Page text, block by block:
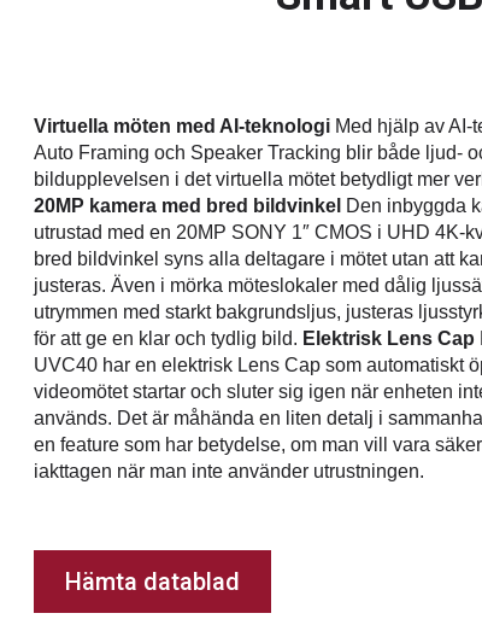
Virtuella möten med AI-teknologi Med hjälp av AI-
Auto Framing och Speaker Tracking blir både ljud-
bildupplevelsen i det virtuella mötet betydligt mer
20MP kamera med bred bildvinkel Den inbyggda
utrustad med en 20MP SONY 1″ CMOS i UHD 4K-
bred bildvinkel syns alla deltagare i mötet utan att
justeras. Även i mörka möteslokaler med dålig
utrymmen med starkt bakgrundsljus, justeras
för att ge en klar och tydlig bild. Elektrisk Lens Cap
UVC40 har en elektrisk Lens Cap som automatiskt
videomötet startar och sluter sig igen när enheten
används. Det är måhända en liten detalj i
en feature som har betydelse, om man vill vara
iakttagen när man inte använder utrustningen.
Hämta datablad